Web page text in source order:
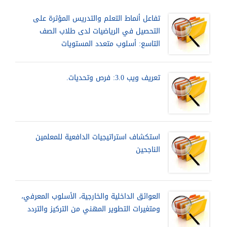
تفاعل أنماط التعلم والتدريس المؤثرة على
التحصيل في الرياضيات لدى طلاب الصف
التاسع: أسلوب متعدد المستويات
تعريف ويب 3.0: فرص وتحديات.
استكشاف استراتيجيات الدافعية للمعلمين
الناجحين
العوائق الداخلية والخارجية، الأسلوب المعرفي،
ومتغيرات التطوير المهني من التركيز والتردد